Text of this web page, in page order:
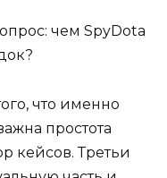
чем SpyDota
что именно
простота
кейсов. Третьи